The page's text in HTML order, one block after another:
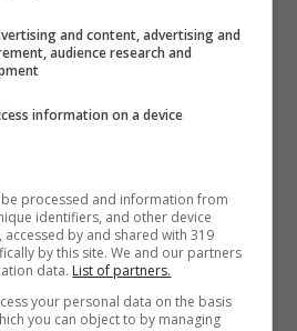
perché permette di
e camicia a pieghe
con stivali e
strizza l’occhio allo street
in pelle acquista
and content, advertising and
audience research and
information on a device
processed and information from
identifiers, and other device
by and shared with 319
by this site. We and our partners
data. List of partners.
your personal data on the basis
you can object to by managing